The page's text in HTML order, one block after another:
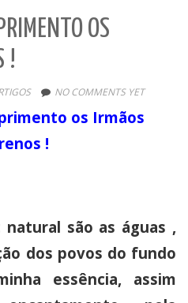
OS
!
NO COMMENTS YET
os Irmãos
!
são as águas ,
dos povos do fundo
essência, assim